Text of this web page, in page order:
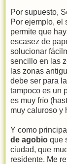
Por supuesto,
Por ejemplo, el
permite que
escasez de
solucionar
sencillo en las
las zonas
debe ser para
tampoco es un
es muy frío
muy caluroso y
Y como
de agobio que
ciudad, que
residente. Me